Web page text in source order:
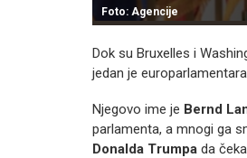
Foto: Agencije
Dok su Bruxelles i
jedan je
Njegovo ime je Bernd
parlamenta, a mnogi ga
Donalda Trumpa da